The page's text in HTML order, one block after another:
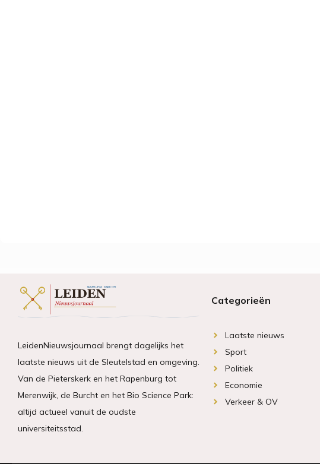
LeidenNieuwsjournaal brengt dagelijks het
laatste nieuws uit de Sleutelstad en omgeving.
Van de Pieterskerk en het Rapenburg tot
Merenwijk, de Burcht en het Bio Science Park:
altijd actueel vanuit de oudste
universiteitsstad.
Categorieën
Laatste nieuws
Sport
Politiek
Economie
Verkeer & OV